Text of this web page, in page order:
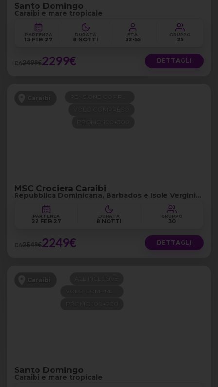
Santo Domingo
Caraibi e mare tropicale
PARTENZA
13 FEB 27
DURATA
8 NOTTI
ETÀ
32-55
GRUPPO
25
DA2499€2299€ DETTAGLI
Caraibi
MSC Crociera Caraibi
Repubblica Dominicana, Barbados e Isole Vergini
Britanniche
PARTENZA
22 FEB 27
DURATA
8 NOTTI
GRUPPO
30
DA2549€2249€ DETTAGLI
Caraibi
Santo Domingo
Caraibi e mare tropicale